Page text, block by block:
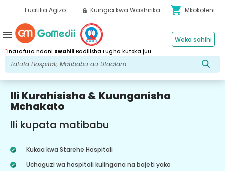
Fuatilia Agizo Kuingia kwa Washirika shopping_cart Mkokoteni
*Inatafuta ndani Swahili Badilisha Lugha kutoka juu.
Weka sahihi
menu
Ili Kurahisisha & Kuunganisha
Mchakato
Ili kupata matibabu
Kukaa kwa Starehe Hospitali
Uchaguzi wa hospitali kulingana na bajeti yako